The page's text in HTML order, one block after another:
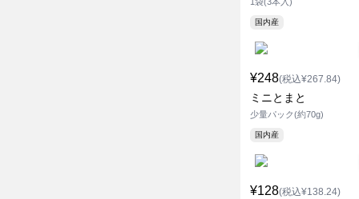
国内産
¥248(税込¥267.84)
ミニとまと
少量パック(約70g)
国内産
¥128(税込¥138.24)